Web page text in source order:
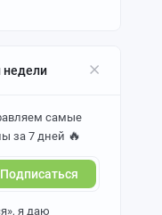
недели
самые
за 7 дней 🔥
Подписаться
я даю